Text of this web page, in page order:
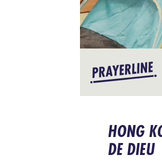
HONG
DE DIEU